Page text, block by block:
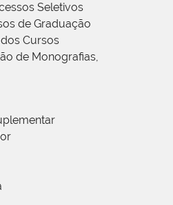
Seletivos
de Graduação
Cursos
de Monografias,